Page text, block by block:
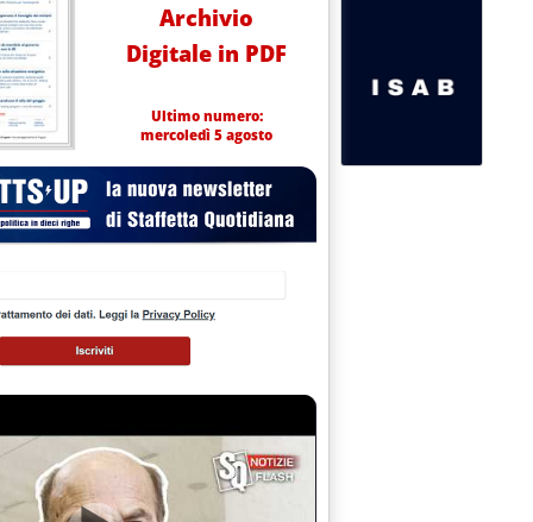
Archivio
Digitale in PDF
Ultimo numero:
mercoledì 5 agosto